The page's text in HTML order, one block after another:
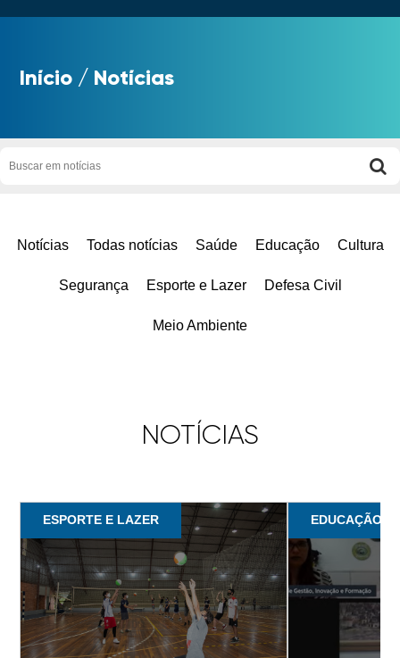
Início / Notícias
Notícias Todas notícias Saúde Educação Cultura
Segurança Esporte e Lazer Defesa Civil
Meio Ambiente
NOTÍCIAS
ESPORTE E LAZER EDUCAÇÃO